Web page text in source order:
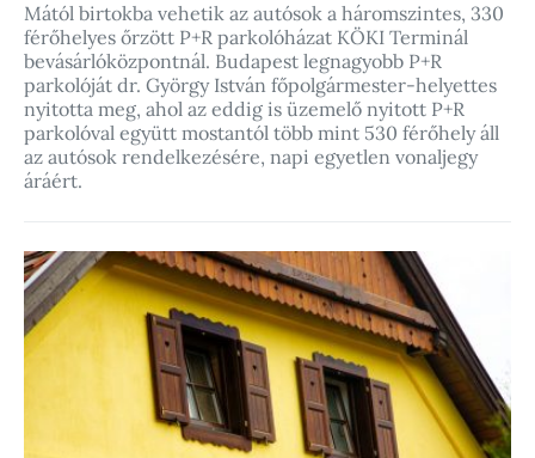
Mától birtokba vehetik az autósok a háromszintes, 330
férőhelyes őrzött P+R parkolóházat KÖKI Terminál
bevásárlóközpontnál. Budapest legnagyobb P+R
parkolóját dr. György István főpolgármester-helyettes
nyitotta meg, ahol az eddig is üzemelő nyitott P+R
parkolóval együtt mostantól több mint 530 férőhely áll
az autósok rendelkezésére, napi egyetlen vonaljegy
áráért.